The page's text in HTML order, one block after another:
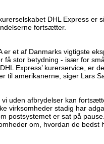
DHL Express er
fortsætter.
er et af Danmarks vigtigste
få stor betydning - især for
Express’ kurerservice, er
til amerikanerne, siger Lars
vi uden afbrydelser kan
virksomheder stadig har
postsystemet er sat på
om, hvordan de bedst